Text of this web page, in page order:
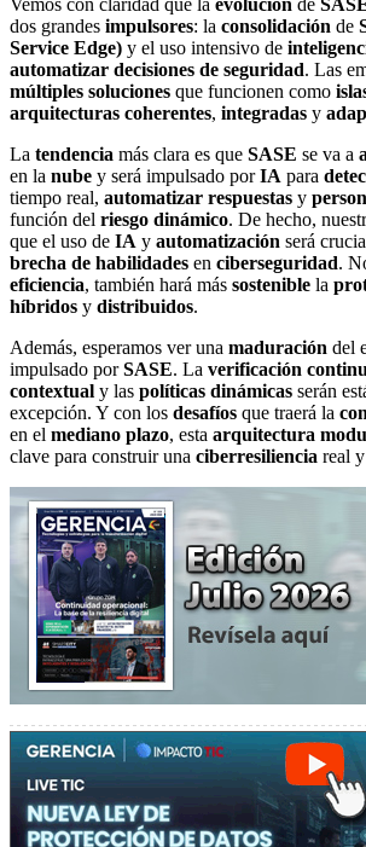
Vemos con claridad que la evolución de
dos grandes impulsores: la consolidación de
Service Edge) y el uso intensivo de
automatizar decisiones de seguridad. Las
múltiples soluciones que funcionen como
arquitecturas coherentes, integradas y
La tendencia más clara es que SASE se va a
en la nube y será impulsado porIA para
tiempo real, automatizar respuestas y
función del riesgo dinámico. De hecho,
que el uso de IA y automatización será
brecha de habilidades en ciberseguridad.
eficiencia, también hará más sostenible la
híbridos y distribuidos.
Además, esperamos ver una maduración del
impulsado porSASE. La verificación
contextual y las políticas dinámicas serán
excepción. Y con los desafíos que traerá la
en el mediano plazo, esta arquitectura
clave para construir una ciberresiliencia real y